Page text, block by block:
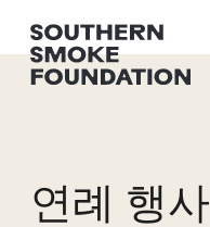
연례 행사